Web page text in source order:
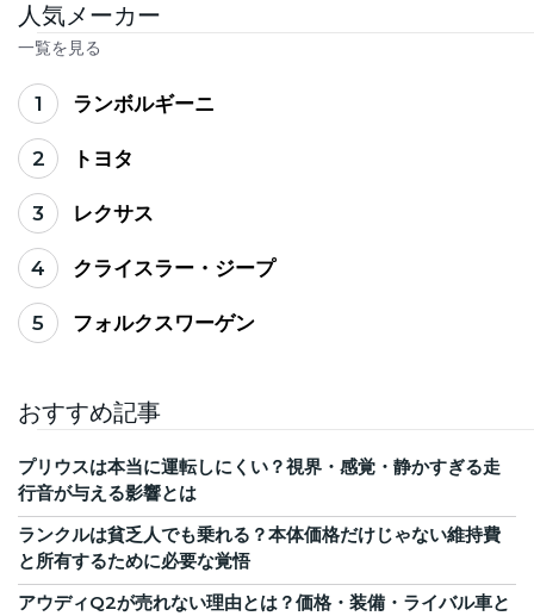
人気メーカー
一覧を見る
1 ランボルギーニ
2 トヨタ
3 レクサス
4 クライスラー・ジープ
5 フォルクスワーゲン
おすすめ記事
プリウスは本当に運転しにくい？視界・感覚・静かすぎる走
行音が与える影響とは
ランクルは貧乏人でも乗れる？本体価格だけじゃない維持費
と所有するために必要な覚悟
アウディQ2が売れない理由とは？価格・装備・ライバル車と